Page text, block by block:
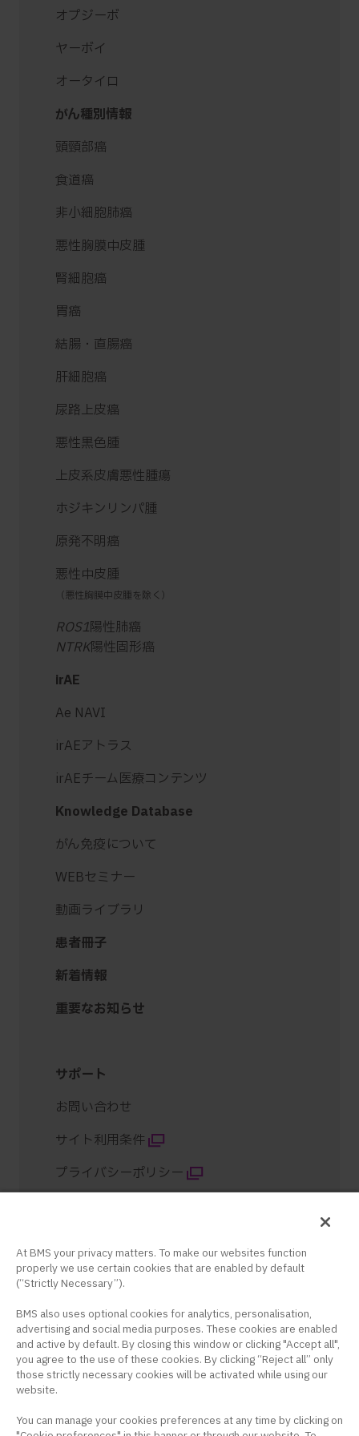
オプジーボ
ヤーボイ
オータイロ
がん種別情報
頭頸部癌
食道癌
非小細胞肺癌
悪性胸膜中皮腫
腎細胞癌
胃癌
結腸・直腸癌
肝細胞癌
尿路上皮癌
悪性黒色腫
上皮系皮膚悪性腫瘍
ホジキンリンパ腫
原発不明癌
悪性中皮腫
（悪性胸膜中皮腫を除く）
ROS1陽性肺癌
NTRK陽性固形癌
irAE
Ae NAVI
irAEアトラス
irAEチーム医療コンテンツ
Knowledge Database
がん免疫について
WEBセミナー
動画ライブラリ
患者冊子
新着情報
重要なお知らせ
サポート
お問い合わせ
サイト利用条件
プライバシーポリシー
コンテンツ紹介
このサイトは、日本国内の医療関係者の方を対象に
At BMS your privacy matters. To make our websites function
properly we use certain cookies that are enabled by default
(“Strictly Necessary”).
BMS also uses optional cookies for analytics, personalisation,
advertising and social media purposes. These cookies are enabled
and active by default. By closing this window or clicking "Accept all",
you agree to the use of these cookies. By clicking “Reject all” only
those strictly necessary cookies will be activated while using our
website.
You can manage your cookies preferences at any time by clicking on